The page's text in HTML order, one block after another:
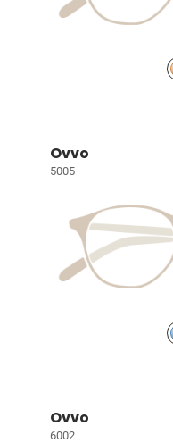
Ovvo
5005
Ovvo
6002